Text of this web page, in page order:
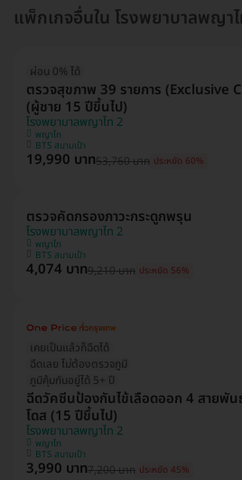
แพ็กเกจอื่นใน โรงพยาบาลพญา
ผ่อน 0% ได้
ตรวจสุขภาพ 39 รายการ (Exclusive
(ผู้ชาย 15 ปีขึ้นไป)
โรงพยาบาลพญาไท 2
พญาไท
BTS สนามเป้า
19,990 บาท53,760 บาท ประหยัด 60%
ตรวจคัดกรองภาวะกระดูกพรุน
โรงพยาบาลพญาไท 2
พญาไท
BTS สนามเป้า
4,074 บาท9,210 บาท ประหยัด 56%
เคยเป็นแล้วก็ฉีดได้
ฉีดเลย ไม่ต้องตรวจภูมิ
ภูมิคุ้มกันอยู่ได้ 5+ ปี
ฉีดวัคซีนป้องกันไข้เลือดออก 4 สายพัน
โดส (15 ปีขึ้นไป)
โรงพยาบาลพญาไท 2
พญาไท
BTS สนามเป้า
3,990 บาท7,200 บาท ประหยัด 45%